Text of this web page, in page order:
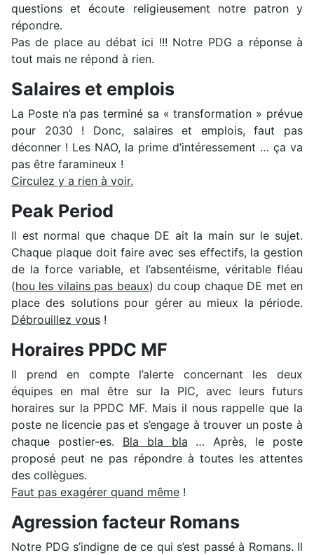
questions et écoute religieusement notre patron y
répondre.
Pas de place au débat ici !!! Notre PDG a réponse à
tout mais ne répond à rien.
Salaires et emplois
La Poste n’a pas terminé sa « transformation » prévue
pour 2030 ! Donc, salaires et emplois, faut pas
déconner ! Les NAO, la prime d’intéressement … ça va
pas être faramineux !
Circulez y a rien à voir.
Peak Period
Il est normal que chaque DE ait la main sur le sujet.
Chaque plaque doit faire avec ses effectifs, la gestion
de la force variable, et l’absentéisme, véritable fléau
(hou les vilains pas beaux) du coup chaque DE met en
place des solutions pour gérer au mieux la période.
Débrouillez vous !
Horaires PPDC MF
Il prend en compte l’alerte concernant les deux
équipes en mal être sur la PIC, avec leurs futurs
horaires sur la PPDC MF. Mais il nous rappelle que la
poste ne licencie pas et s’engage à trouver un poste à
chaque postier-es. Bla bla bla … Après, le poste
proposé peut ne pas répondre à toutes les attentes
des collègues.
Faut pas exagérer quand même !
Agression facteur Romans
Notre PDG s’indigne de ce qui s’est passé à Romans. Il